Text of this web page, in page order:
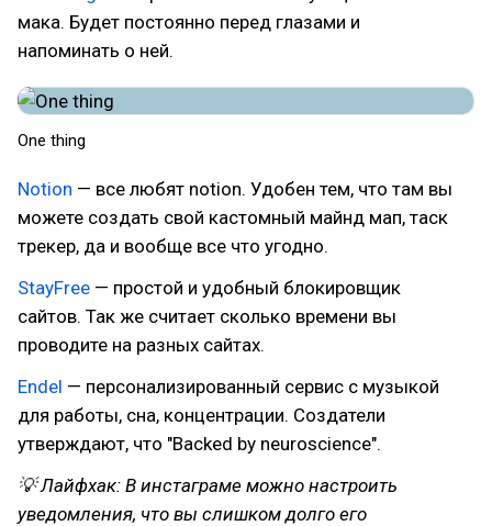
мака. Будет постоянно перед глазами и
напоминать о ней.
One thing
Notion — все любят notion. Удобен тем, что там вы
можете создать свой кастомный майнд мап, таск
трекер, да и вообще все что угодно.
StayFree — простой и удобный блокировщик
сайтов. Так же считает сколько времени вы
проводите на разных сайтах.
Endel — персонализированный сервис с музыкой
для работы, сна, концентрации. Создатели
утверждают, что "Backed by neuroscience".
💡 Лайфхак: В инстаграме можно настроить
уведомления, что вы слишком долго его